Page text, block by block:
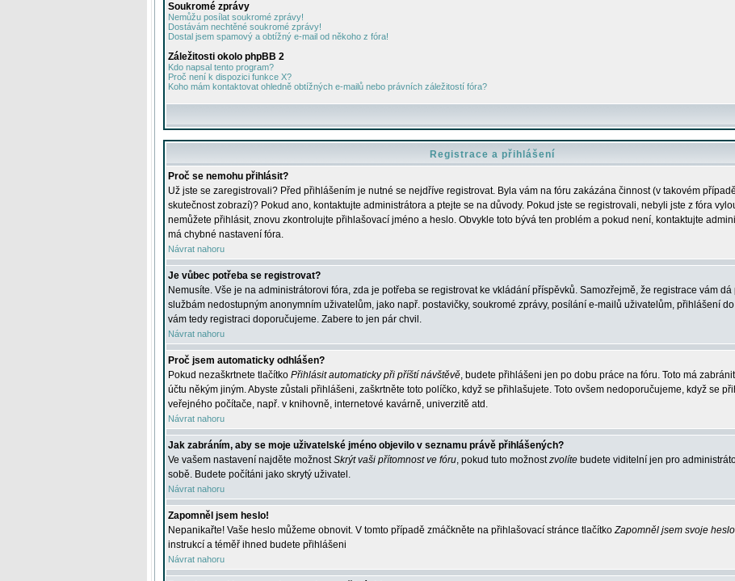
Soukromé zprávy
Nemůžu posílat soukromé zprávy!
Dostávám nechtěné soukromé zprávy!
Dostal jsem spamový a obtížný e-mail od někoho z fóra!
Záležitosti okolo phpBB 2
Kdo napsal tento program?
Proč není k dispozici funkce X?
Koho mám kontaktovat ohledně obtížných e-mailů nebo právních záležitostí fóra?
Registrace a přihlášení
Proč se nemohu přihlásit?
Už jste se zaregistrovali? Před přihlášením je nutné se nejdříve registrovat. Byla vám na fóru zakázána činnost (v takovém
skutečnost zobrazí)? Pokud ano, kontaktujte administrátora a ptejte se na důvody. Pokud jste se registrovali, nebyli jste z fóra
nemůžete přihlásit, znovu zkontrolujte přihlašovací jméno a heslo. Obvykle toto bývá ten problém a pokud není, kontaktujte
má chybné nastavení fóra.
Návrat nahoru
Je vůbec potřeba se registrovat?
Nemusíte. Vše je na administrátorovi fóra, zda je potřeba se registrovat ke vkládání příspěvků. Samozřejmě, že registrace vám dá
službám nedostupným anonymním uživatelům, jako např. postavičky, soukromé zprávy, posílání e-mailů uživatelům, přihlášení
vám tedy registraci doporučujeme. Zabere to jen pár chvil.
Návrat nahoru
Proč jsem automaticky odhlášen?
Pokud nezaškrtnete tlačítko Přihlásit automaticky při příští návštěvě, budete přihlášeni jen po dobu práce na fóru. Toto má
účtu někým jiným. Abyste zůstali přihlášeni, zaškrtněte toto políčko, když se přihlašujete. Toto ovšem nedoporučujeme, když se
veřejného počítače, např. v knihovně, internetové kavárně, univerzitě atd.
Návrat nahoru
Jak zabráním, aby se moje uživatelské jméno objevilo v seznamu právě přihlášených?
Ve vašem nastavení najděte možnostSkrýt vaši přítomnost ve fóru, pokud tuto možnostzvolíte budete viditelní jen pro
sobě. Budete počítáni jako skrytý uživatel.
Návrat nahoru
Zapomněl jsem heslo!
Nepanikařte! Vaše heslo můžeme obnovit. V tomto případě zmáčkněte na přihlašovací stránce tlačítkoZapomněl jsem svoje heslo
instrukcí a téměř ihned budete přihlášeni
Návrat nahoru